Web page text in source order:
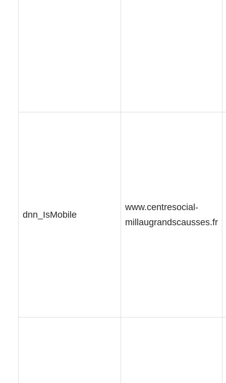
dnn_IsMobile
www.centresocial-
millaugrandscausses.fr